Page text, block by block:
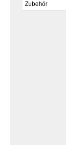
Zubehör